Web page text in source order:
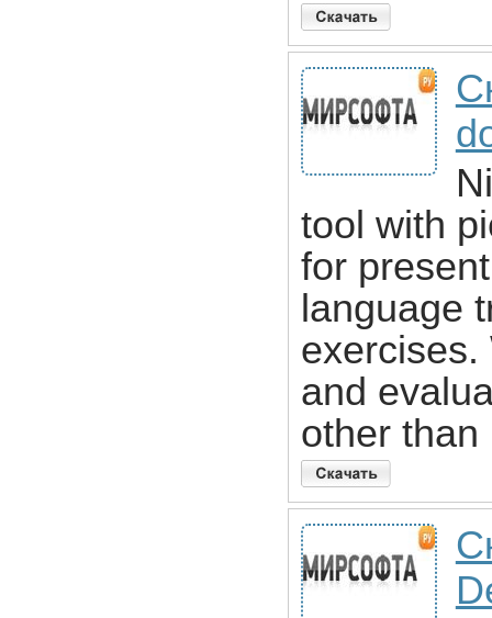
tool with
for
language
exercises.
and
other than